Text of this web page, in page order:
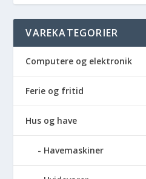
VAREKATEGORIER
Computere og elektronik
Ferie og fritid
Hus og have
Havemaskiner